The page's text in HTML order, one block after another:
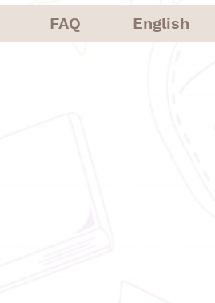
FAQ English